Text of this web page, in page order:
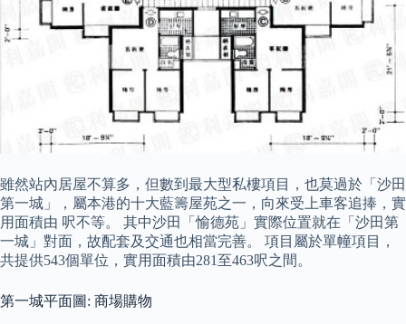
雖然站內居屋不算多，但數到最大型私樓項目，也莫過於「沙田
第一城」，屬本港的十大藍籌屋苑之一，向來受上車客追捧，實
用面積由 呎不等。 其中沙田「愉德苑」實際位置就在「沙田第
一城」對面，故配套及交通也相當完善。 項目屬於單幢項目，
共提供543個單位，實用面積由281至463呎之間。
第一城平面圖: 商場購物